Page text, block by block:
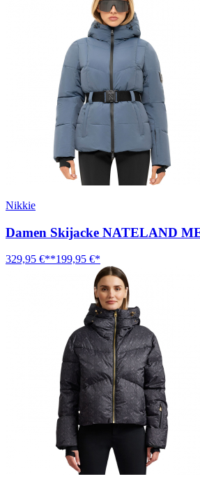
Nikkie
Damen Skijacke NATELAND
329,95 €**199,95 €*